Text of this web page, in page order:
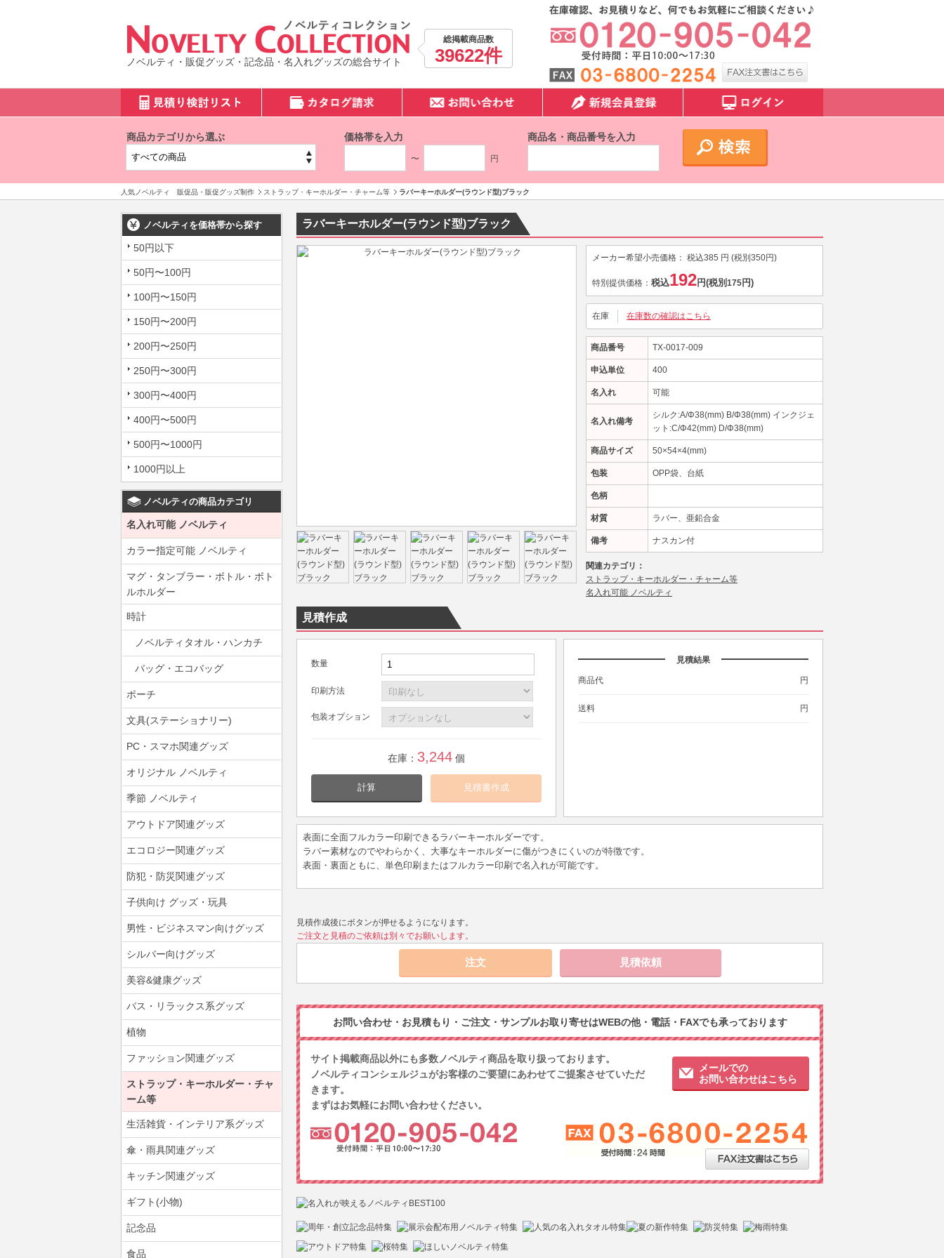
ノベルティ・販促グッズ・記念品・名入れグッズの総合サイト
総掲載商品数
39622件
商品カテゴリから選ぶ 価格帯を入力
〜 円
商品名・商品番号を入力
人気ノベルティ 販促品・販促グッズ制作 ストラップ・キーホルダー・チャーム等 ラバーキーホルダー(ラウンド型)ブラック
ノベルティを価格帯から探す
50円以下
50円〜100円
100円〜150円
150円〜200円
200円〜250円
250円〜300円
300円〜400円
400円〜500円
500円〜1000円
1000円以上
ノベルティの商品カテゴリ
名入れ可能 ノベルティ
カラー指定可能 ノベルティ
マグ・タンブラー・ボトル・ボト
ルホルダー
時計
ノベルティタオル・ハンカチ
バッグ・エコバッグ
ポーチ
文具(ステーショナリー)
PC・スマホ関連グッズ
オリジナル ノベルティ
季節 ノベルティ
アウトドア関連グッズ
エコロジー関連グッズ
防犯・防災関連グッズ
子供向け グッズ・玩具
男性・ビジネスマン向けグッズ
シルバー向けグッズ
美容&健康グッズ
バス・リラックス系グッズ
植物
ファッション関連グッズ
ストラップ・キーホルダー・チャ
ーム等
生活雑貨・インテリア系グッズ
傘・雨具関連グッズ
キッチン関連グッズ
ギフト(小物)
記念品
食品
ラバーキーホルダー(ラウンド型)ブラック
メーカー希望小売価格： 税込385 円 (税別 350円)
特別提供価格： 税込192円(税別 175円)
在庫 在庫数の確認はこちら
商品番号 TX-0017-009
申込単位 400
名入れ 可能
名入れ備考
シルク:A/Φ38(mm) B/Φ38(mm) インクジェ
ット:C/Φ42(mm) D/Φ38(mm)
商品サイズ 50×54×4(mm)
包装 OPP袋、台紙
色柄
材質 ラバー、亜鉛合金
備考 ナスカン付
関連カテゴリ：
ストラップ・キーホルダー・チャーム等
名入れ可能 ノベルティ
見積作成
数量
印刷方法
包装オプション
在庫： 3,244 個
計算
見積結果
商品代 円
送料 円
表面に全面フルカラー印刷できるラバーキーホルダーです。
ラバー素材なのでやわらかく、大事なキーホルダーに傷がつきにくいのが特徴です。
表面・裏面ともに、単色印刷またはフルカラー印刷で名入れが可能です。
見積作成後にボタンが押せるようになります。
ご注文と見積のご依頼は別々でお願いします。
お問い合わせ・お見積もり・ご注文・サンプルお取り寄せはWEBの他・電話・FAXでも承っております
サイト掲載商品以外にも多数ノベルティ商品を取り扱っております。
ノベルティコンシェルジュがお客様のご要望にあわせてご提案させていただ
きます。
まずはお気軽にお問い合わせください。
メールでの
お問い合わせはこちら